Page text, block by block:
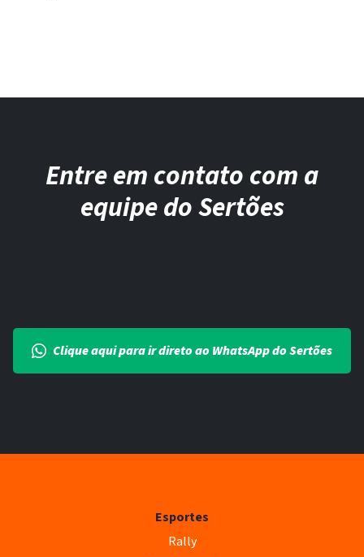
Entre em contato com a
equipe do Sertões
Clique aqui para ir direto ao WhatsApp do Sertões
Esportes
Rally